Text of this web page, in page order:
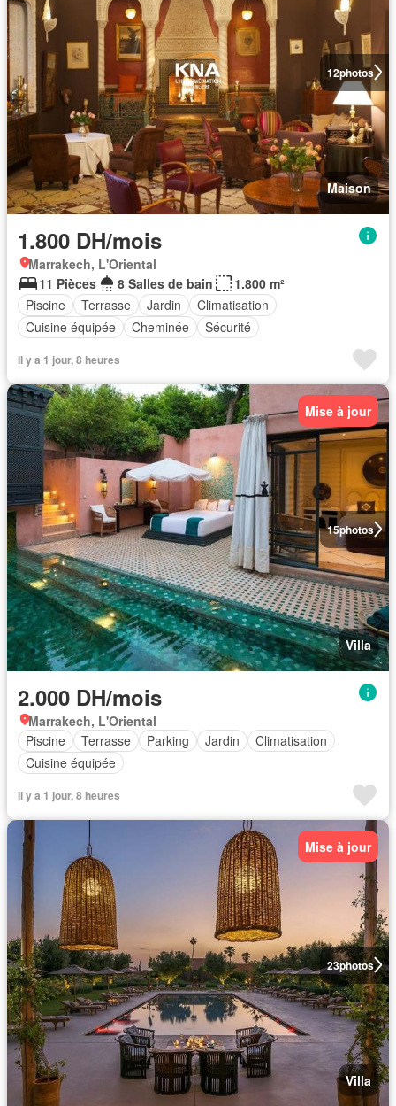
12photos
Maison
1.800 DH/mois
Marrakech, L'Oriental
11 Pièces
8 Salles de bain
1.800 m²
Piscine
Terrasse Jardin
Climatisation
Cuisine équipée
Cheminée Sécurité
Il y a 1 jour, 8 heures
15photos
Mise à jour
Villa
2.000 DH/mois
Marrakech, L'Oriental
Piscine
Terrasse Parking Jardin
Climatisation
Cuisine équipée
Il y a 1 jour, 8 heures
23photos
Mise à jour
Villa